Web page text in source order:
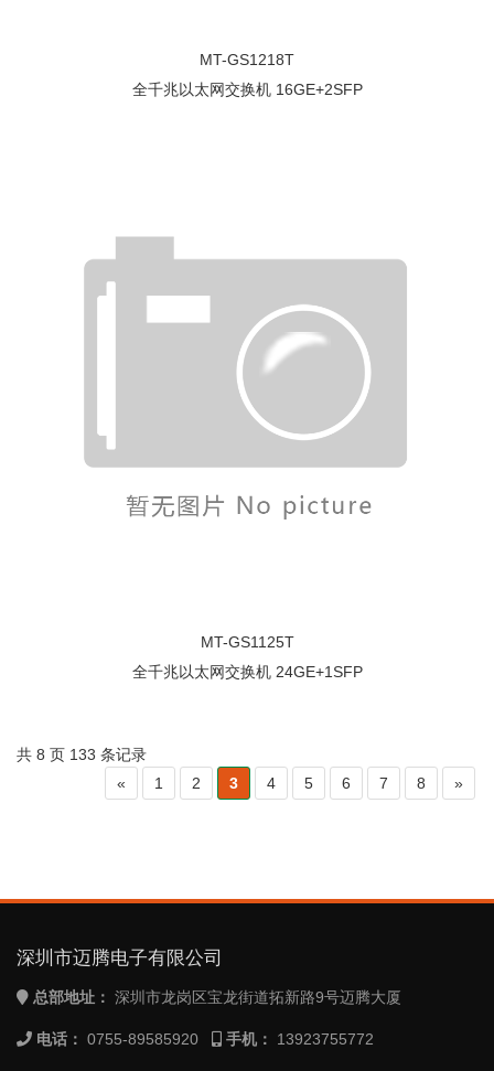
MT-GS1218T
全千兆以太网交换机 16GE+2SFP
MT-GS1125T
全千兆以太网交换机 24GE+1SFP
共 8 页 133 条记录
«
1 2 3 4 5 6 7 8 »
深圳市迈腾电子有限公司
总部地址： 深圳市龙岗区宝龙街道拓新路9号迈腾大厦
电话： 0755-89585920 手机： 13923755772